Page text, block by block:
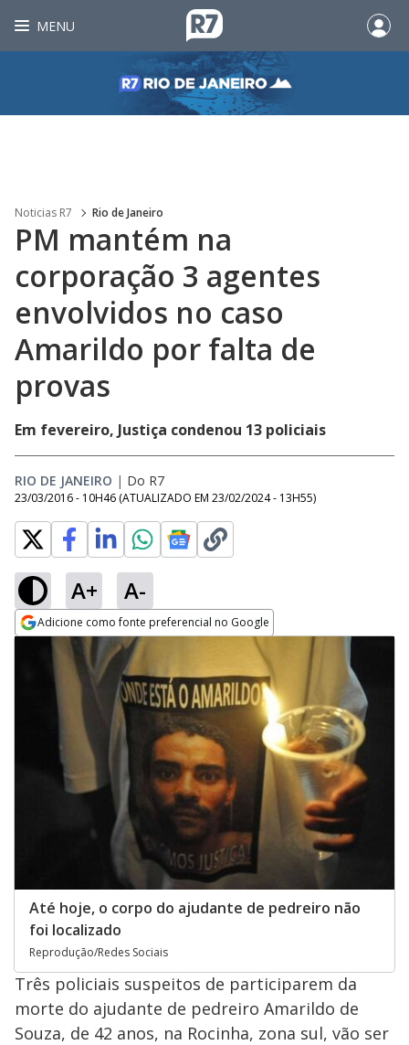
MENU
Noticias R7 Rio de Janeiro
PM mantém na
corporação 3 agentes
envolvidos no caso
Amarildo por falta de
provas
Em fevereiro, Justiça condenou 13 policiais
RIO DE JANEIRO | Do R7
23/03/2016 - 10H46 (ATUALIZADO EM 23/02/2024 - 13H55)
A+ A-
Adicione como fonte preferencial no Google
Opens in new window
Até hoje, o corpo do ajudante de pedreiro não
foi localizado
Reprodução/Redes Sociais
Três policiais suspeitos de participarem da
morte do ajudante de pedreiro Amarildo de
Souza, de 42 anos, na Rocinha, zona sul, vão ser